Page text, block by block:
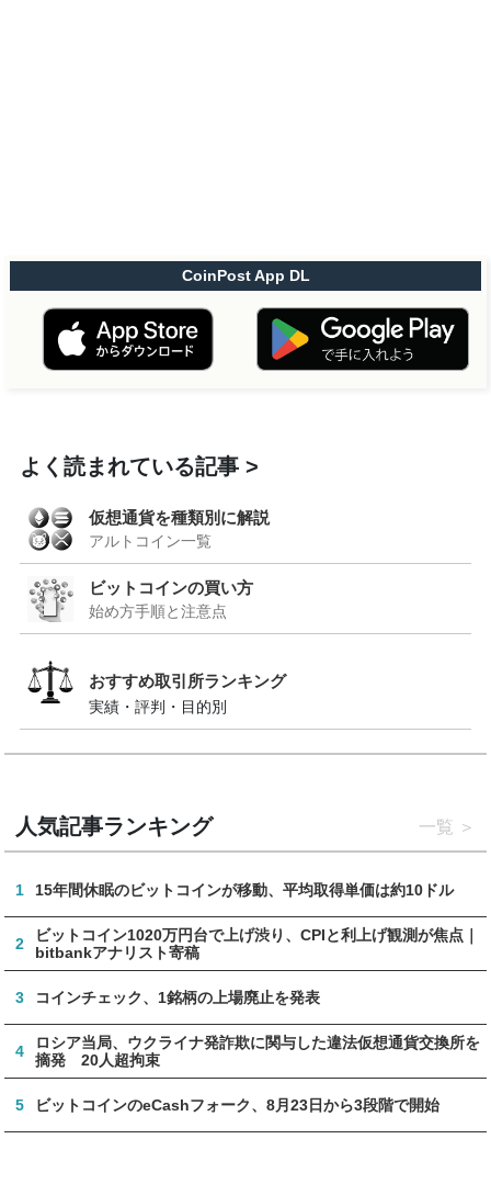
CoinPost App DL
よく読まれている記事
仮想通貨を種類別に解説
アルトコイン一覧
ビットコインの買い方
始め方手順と注意点
おすすめ取引所ランキング
実績・評判・目的別
人気記事ランキング 一覧
1 15年間休眠のビットコインが移動、平均取得単価は約10ドル
2
ビットコイン1020万円台で上げ渋り、CPIと利上げ観測が焦点｜
bitbankアナリスト寄稿
3 コインチェック、1銘柄の上場廃止を発表
4
ロシア当局、ウクライナ発詐欺に関与した違法仮想通貨交換所を
摘発 20人超拘束
5 ビットコインのeCashフォーク、8月23日から3段階で開始